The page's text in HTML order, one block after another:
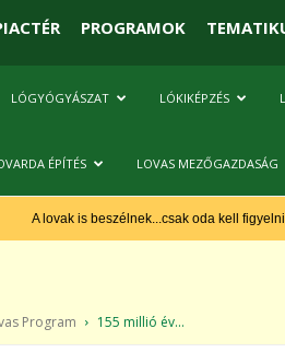
PROGRAMOK
LÓGYÓGYÁSZAT LÓKIKÉPZÉS
ÉPÍTÉS LOVAS MEZŐGAZDASÁG
A lovak is beszélnek...csak oda kell
Program 155 millió év...